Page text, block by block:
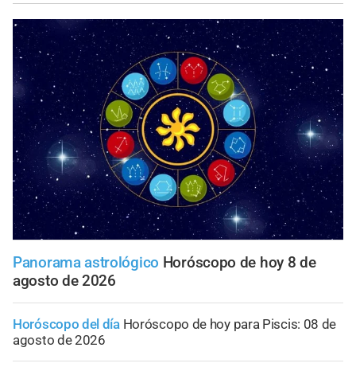
Panorama astrológico Horóscopo de hoy 8 de
agosto de 2026
Horóscopo del día Horóscopo de hoy para Piscis: 08 de
agosto de 2026